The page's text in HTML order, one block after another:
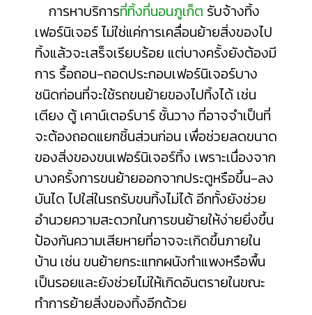
การหาบริการที่ทิ้งที่นอนภูเก็ต รับจ้างทิ้ง
เฟอร์นิเจอร์ ไม่ใช่แค่การเคลื่อนย้ายสิ่งของไป
ทิ้งแล้วจะเสร็จเรียบร้อย แต่บางครั้งยังต้องมี
การ รื้อถอน-ถอดประกอบเฟอร์นิเจอร์บาง
ชนิดก่อนที่จะใช้รถขนย้ายของไปทิ้งได้ เช่น
เตียง ตู้ เคาน์เตอร์บาร์ ชั้นวาง ที่อาจจำเป็นที่
จะต้องถอดแยกชิ้นส่วนก่อน เพื่อช่วยลดขนาด
ของสิ่งของขนเฟอร์นิเจอร์ทิ้ง เพราะเนื่องจาก
บางครั้งการขนย้ายออกจากประตูหรือขึ้น-ลง
บันได ไปใส่ในรถรับขนทิ้งไม่ได้ อีกทั้งยังช่วย
อำนวยความสะดวกในการขนย้ายให้ง่ายยิ่งขึ้น
ป้องกันความเสียหายที่อาจจะเกิดขึ้นภายใน
บ้าน เช่น ขนย้ายกระแทกผนังกำแพงหรือพื้น
เป็นรอยและยังช่วยไม่ให้เกิดอันตรายในขณะ
ทำการย้ายสิ่งของทิ้งอีกด้วย